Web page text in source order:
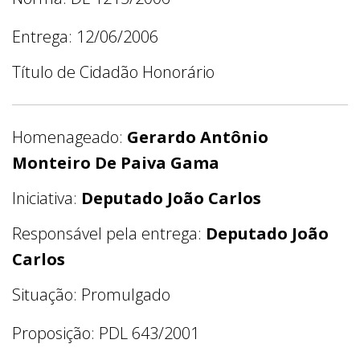
Entrega: 12/06/2006
Título de Cidadão Honorário
Homenageado: Gerardo Antônio
Monteiro De Paiva Gama
Iniciativa: Deputado João Carlos
Responsável pela entrega: Deputado João
Carlos
Situação: Promulgado
Proposição: PDL 643/2001